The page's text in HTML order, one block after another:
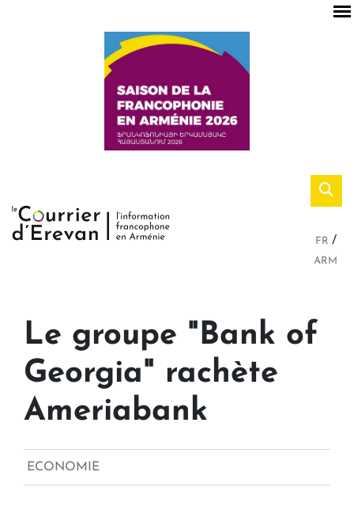
FR
ARM
Le groupe "Bank of
Georgia" rachète
Ameriabank
ECONOMIE